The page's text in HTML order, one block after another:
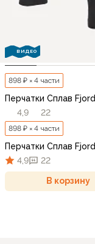
ВИДЕО
898 ₽ × 4 части
Перчатки Сплав Fjord
4,9
22
898 ₽ × 4 части
Перчатки Сплав Fjord
4,9
22
В корзину